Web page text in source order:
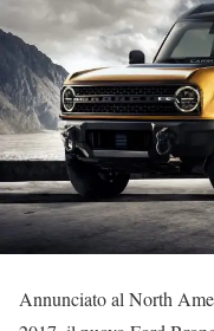
Annunciato al North